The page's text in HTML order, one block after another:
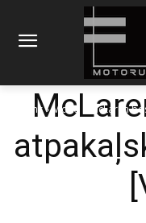
Sākums Video McLaren